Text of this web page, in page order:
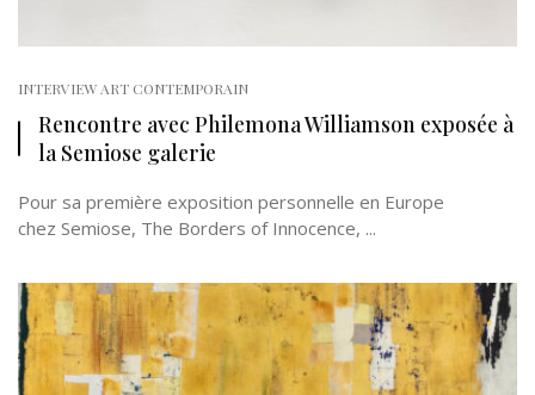
INTERVIEW ART CONTEMPORAIN
Rencontre avec Philemona Williamson exposée à
la Semiose galerie
Pour sa première exposition personnelle en Europe
chez Semiose, The Borders of Innocence, ...